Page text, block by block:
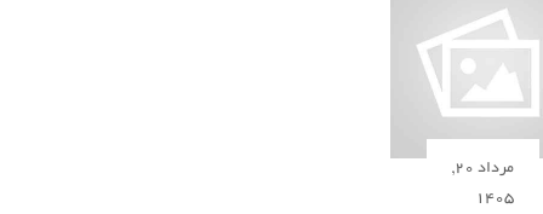
مرداد 20,
1405